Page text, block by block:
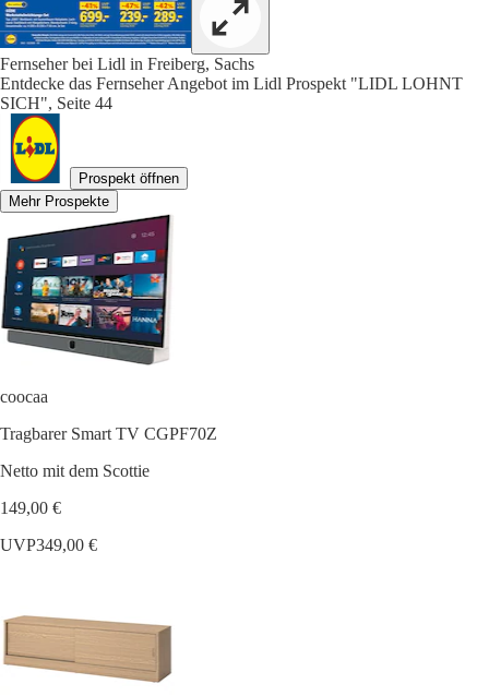
Fernseher bei Lidl in Freiberg, Sachs
Entdecke das Fernseher Angebot im Lidl Prospekt "LIDL LOHNT
SICH", Seite 44
Prospekt öffnen
Mehr Prospekte
coocaa
Tragbarer Smart TV CGPF70Z
Netto mit dem Scottie
149,00 €
UVP349,00 €